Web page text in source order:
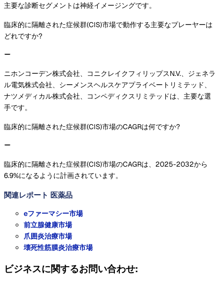
主要な診断セグメントは神経イメージングです。
臨床的に隔離された症候群(CIS)市場で動作する主要なプレーヤーは
どれですか?
ニホンコーデン株式会社、コニクレイクフィリップスN.V.、ジェネラ
ル電気株式会社、シーメンスヘルスケアプライベートリミテッド、
ナツメディカル株式会社、コンペディクスリミテッドは、主要な選
手です。
臨床的に隔離された症候群(CIS)市場のCAGRは何ですか?
臨床的に隔離された症候群(CIS)市場のCAGRは、2025-2032から
6.9%になるように計画されています。
関連レポート 医薬品
eファーマシー市場
前立腺健康市場
爪囲炎治療市場
壊死性筋膜炎治療市場
ビジネスに関するお問い合わせ: